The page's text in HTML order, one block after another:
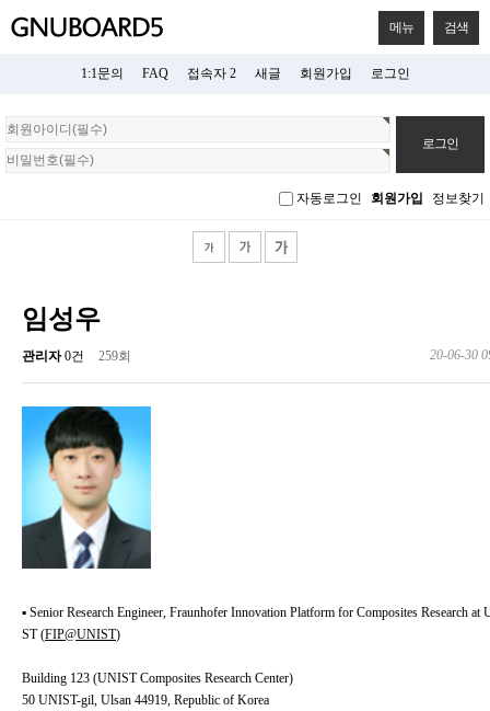
메뉴 검색
1:1문의 FAQ 접속자 2 새글 회원가입 로그인
회
원
로
자동로그인 회원가입 정보찾기
임성우
관리자 0건 259회 20-06-30
▪ Senior Research Engineer, Fraunhofer Innovation Platform for Composites Research at
ST (FIP@UNIST)
Building 123 (UNIST Composites Research Center)
50 UNIST-gil, Ulsan 44919, Republic of Korea